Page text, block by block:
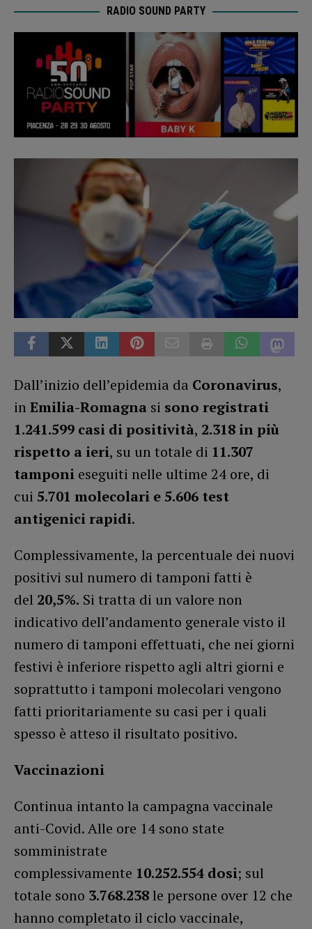
RADIO SOUND PARTY
Dall’inizio dell’epidemia da Coronavirus,
inEmilia-Romagna si sono registrati
1.241.599 casi di positività, 2.318 in più
rispetto a ieri, su un totale di 11.307
tamponi eseguiti nelle ultime 24 ore, di
cui 5.701 molecolari e 5.606 test
antigenici rapidi.
Complessivamente, la percentuale dei nuovi
positivi sul numero di tamponi fatti è
del 20,5%. Si tratta di un valore non
indicativo dell’andamento generale visto il
numero di tamponi effettuati, che nei giorni
festivi è inferiore rispetto agli altri giorni e
soprattutto i tamponi molecolari vengono
fatti prioritariamente su casi per i quali
spesso è atteso il risultato positivo.
Vaccinazioni
Continua intanto la campagna vaccinale
anti-Covid. Alle ore 14 sono state
somministrate
complessivamente 10.252.554 dosi; sul
totale sono 3.768.238le persone over 12 che
hanno completato il ciclo vaccinale,